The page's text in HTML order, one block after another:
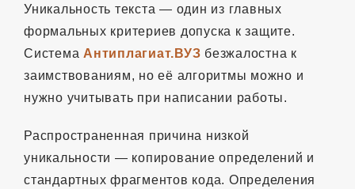
Уникальность текста — один из главных
формальных критериев допуска к защите.
Система Антиплагиат.ВУЗ безжалостна к
заимствованиям, но её алгоритмы можно и
нужно учитывать при написании работы.
Распространенная причина низкой
уникальности — копирование определений и
стандартных фрагментов кода. Определения